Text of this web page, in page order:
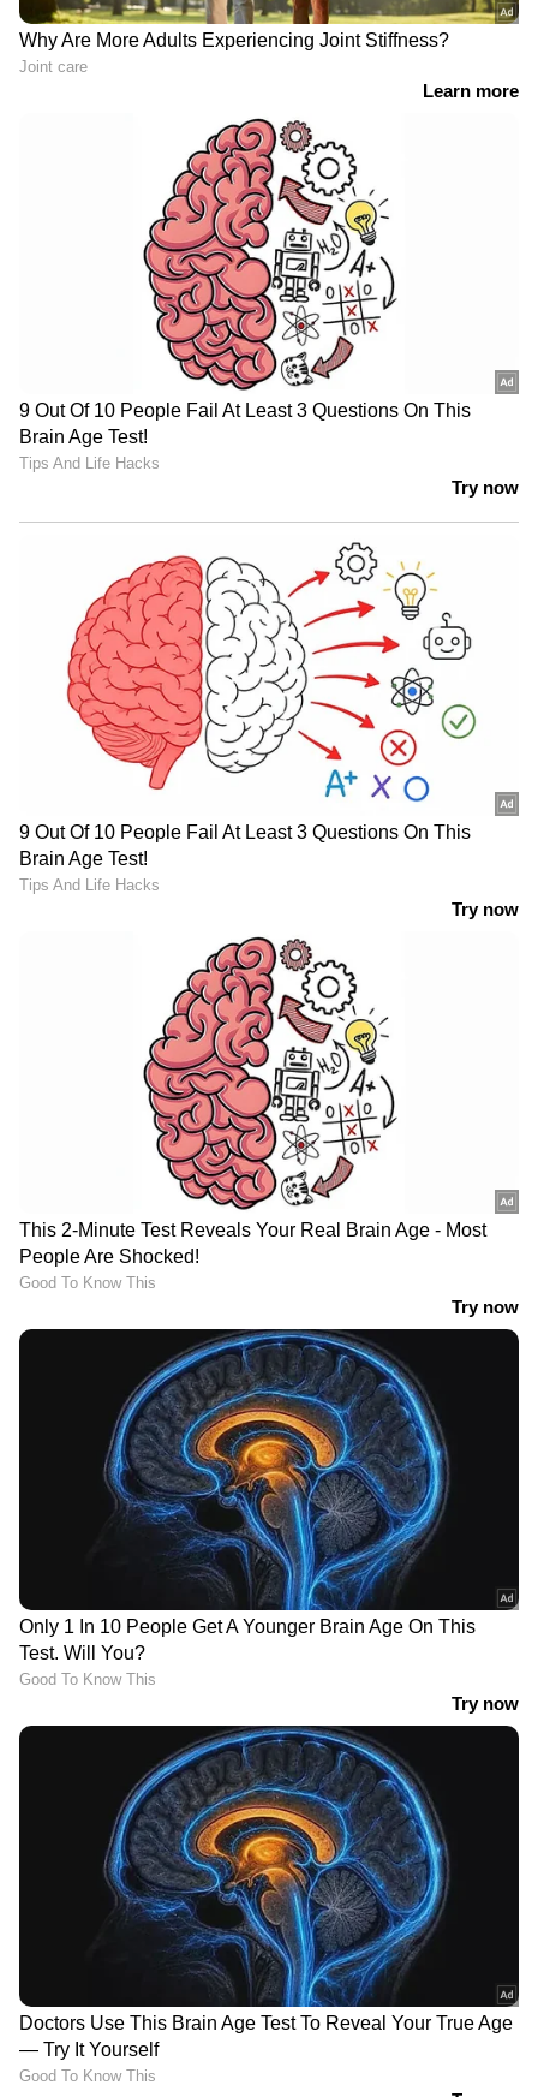
വന്നതോടെ ലേലം അമലിന്
ഉറപ്പിക്കുകയായിരുന്നു. ലേലത്തിനെതിരെ ഹിന്ദു
സമീപിച്ചതോടെ ഥാർ ലേലം
നിയമപോരാട്ടത്തിലെത്തി. ഗുരുവായൂരപ്പന്‍റെ
ഥാറിന്‍റെ ലേലത്തുക കുറഞ്ഞ് പോയി
എന്നായിരുന്നു ഹിന്ദു സംഘടനകളുടെ
ആരോപണം. ഇരുകൂട്ടരേയും കേട്ട ശേഷമാണ്
ഥാർ വീണ്ടും ലേലം ചെയ്യാനുള്ള തീരുമാനം
ഭരണ സമിതിയെടുത്തത്.
ലേലത്തിൽ പങ്കെടുക്കുന്നതിന് മുൻപ് നിരത
ദ്രവ്യം അടച്ചാല്‍ മതിയായിരുന്നു. ഇത് അടച്ച് 14
പേരാണ് ലേലത്തിൽ പങ്കെടുക്കാൻ എത്തിയത്.
നാൽപതിനായിരം രൂപയാണ് നിരതദ്രവ്യം. ലേലം
കൊണ്ടയാൾ അടുത്ത ദിവസം പകുതി സംഖ്യ
അടക്കണം. ബാക്കി സംഖ്യ ഭരണ സമിതി
അംഗീകാരത്തിനു ശേഷം അറിയിപ്പ് ലഭിച്ച് 3
ദിവസത്തിനകം അടക്കണം.
ലേലം അംഗീകരിച്ചു കൊണ്ടുള്ള ഭരണസമിതി
തീരുമാനം ലഭിക്കുന്ന മുറയ്ക്ക് വാഹനരേഖകൾ
കൈമാറും. ഉടമസ്ഥാവകാശം മാറ്റിയ വിവരം
രേഖാമൂലം അറിയിച്ചാൽ വാഹനം
കൊണ്ടുപോകാവുന്നതുമാണ്. ലേലം
നീട്ടിവെക്കാനും റദ്ദാക്കാനുമുള്ള അധികാരം
ഗുരുവായൂർ ദേവസ്വം അഡ്മിനിസ്ട്രേറ്ററിൽ
നിക്ഷിപ്തമായിരിക്കുമെന്ന് ദേവസ്വം
കമ്മീഷണർ അറിയിച്ചിരുന്നു.